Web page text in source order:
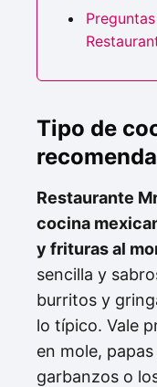
Tipo de
Restaurante
cocina
y frituras al
sencilla y
burritos y
lo típico. Vale
en mole,
garbanzos o